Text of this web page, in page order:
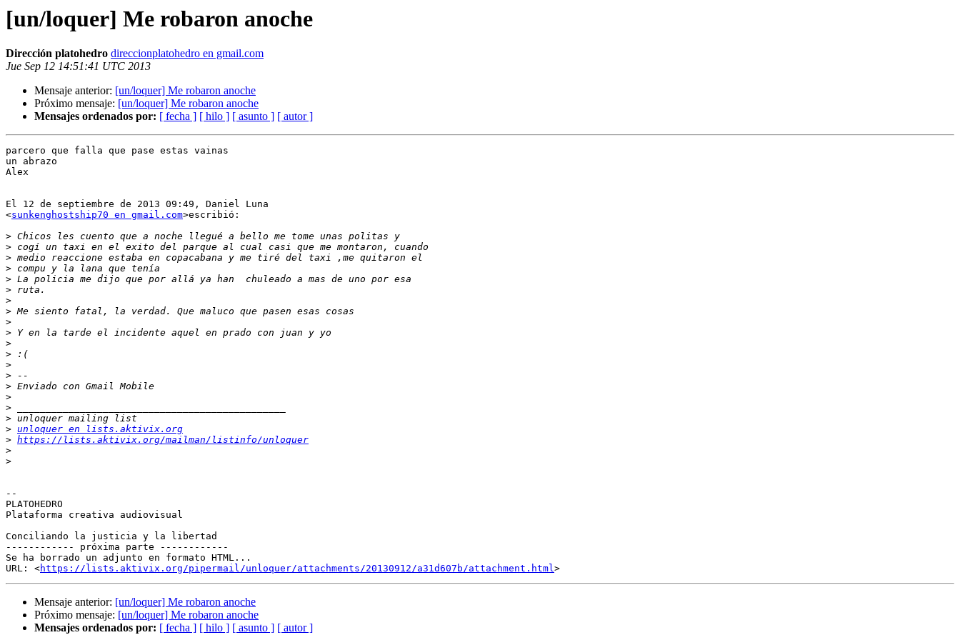
[un/loquer] Me robaron anoche
Dirección platohedro direccionplatohedro en gmail.com
Jue Sep 12 14:51:41 UTC 2013
Mensaje anterior: [un/loquer] Me robaron anoche
Próximo mensaje: [un/loquer] Me robaron anoche
Mensajes ordenados por: [ fecha ] [ hilo ] [ asunto ] [ autor ]
parcero que falla que pase estas vainas
un abrazo
Alex
El 12 de septiembre de 2013 09:49, Daniel Luna
<sunkenghostship70 en gmail.com>escribió:
>
>
>
>
>
>
>
>
>
>
>
>
>
>
>
>
>
>
> unloquer en lists.aktivix.org
> https://lists.aktivix.org/mailman/listinfo/unloquer
>
>
--
PLATOHEDRO
Plataforma creativa audiovisual
Conciliando la justicia y la libertad
------------ próxima parte ------------
Se ha borrado un adjunto en formato HTML...
URL: <https://lists.aktivix.org/pipermail/unloquer/attachments/20130912/a31d607b/attachment.html
Mensaje anterior: [un/loquer] Me robaron anoche
Próximo mensaje: [un/loquer] Me robaron anoche
Mensajes ordenados por: [ fecha ] [ hilo ] [ asunto ] [ autor ]